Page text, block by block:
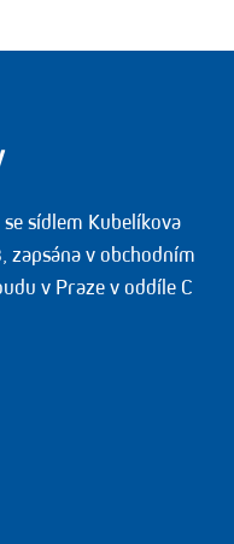
sídlem Kubelíkova
v obchodním
v Praze v oddíle C